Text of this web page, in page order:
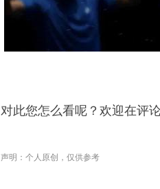
对此您怎么看呢？欢迎在评
声明：个人原创，仅供参考